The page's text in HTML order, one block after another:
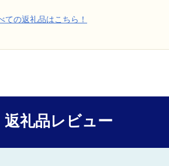
ての返礼品はこちら！
返礼品レビュー